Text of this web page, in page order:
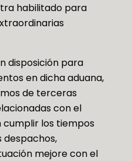
habilitado para
disposición para
en dicha aduana,
de terceras
con el
los tiempos
despachos,
mejore con el